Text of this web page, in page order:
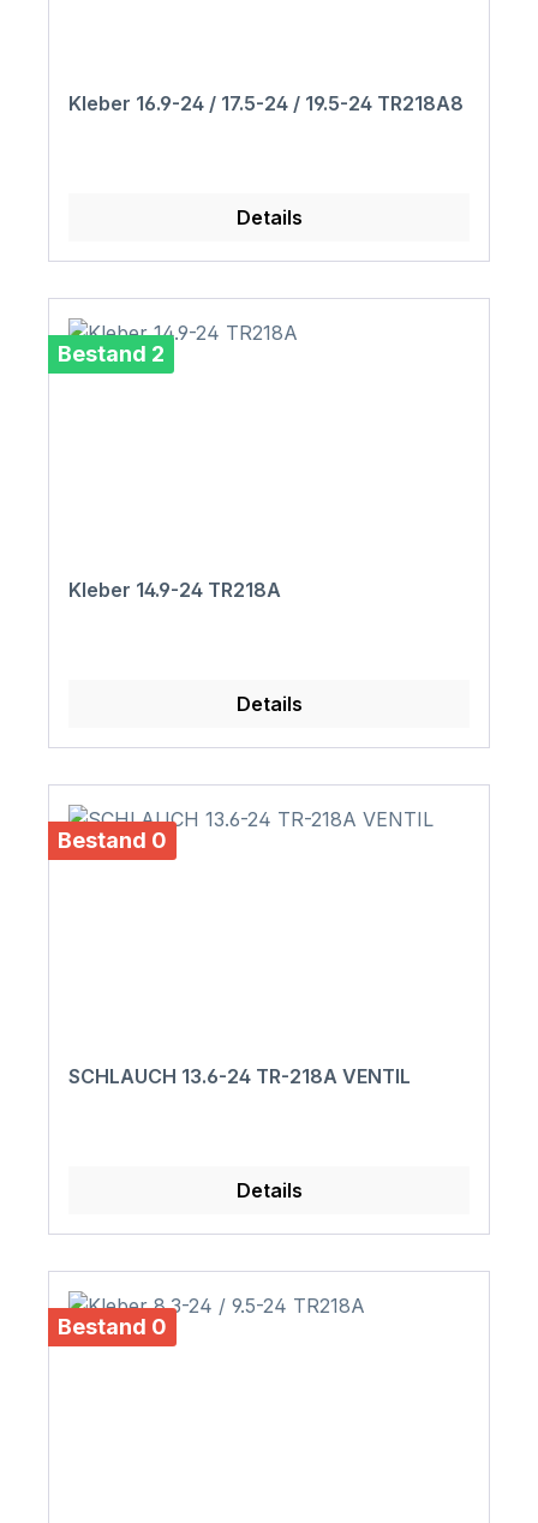
Kleber 16.9-24 / 17.5-24 / 19.5-24 TR218A8
Details
Bestand 2
Kleber 14.9-24 TR218A
Details
Bestand 0
SCHLAUCH 13.6-24 TR-218A VENTIL
Details
Bestand 0